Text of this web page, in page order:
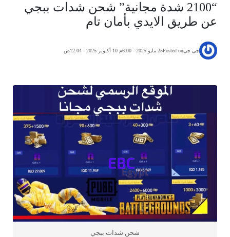
“2100 شدة مجانية” شحن شدات ببجي
عن طريق الايدي بأمان تام
جي جيPosted on25 مايو 2025 - 6:00م 10 أكتوبر 2025 - 12:04ص
شحن شدات ببجي